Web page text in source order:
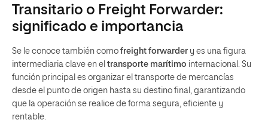
Transitario o Freight Forwarder:
significado e importancia
Se le conoce también como freight forwarder y es una figura
intermediaria clave en el transporte marítimo internacional. Su
función principal es organizar el transporte de mercancías
desde el punto de origen hasta su destino final, garantizando
que la operación se realice de forma segura, eficiente y
rentable.